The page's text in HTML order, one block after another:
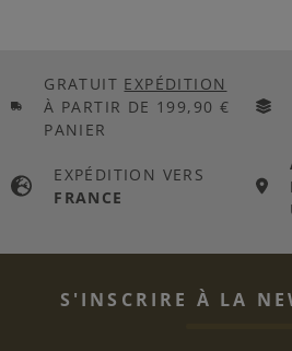
GRATUIT EXPÉDITION
À PARTIR DE 199,90 €
PANIER
EXPÉDITION VERS
FRANCE
S'INSCRIRE À LA